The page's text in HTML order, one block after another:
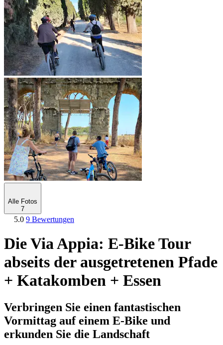
Alle Fotos
7
5.0 9 Bewertungen
Die Via Appia: E-Bike Tour
abseits der ausgetretenen Pfade
+ Katakomben + Essen
Verbringen Sie einen fantastischen
Vormittag auf einem E-Bike und
erkunden Sie die Landschaft